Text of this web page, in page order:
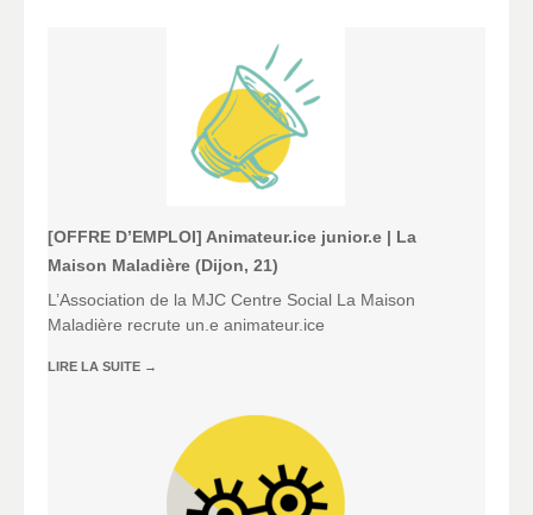
[OFFRE D’EMPLOI] Animateur.ice junior.e | La
Maison Maladière (Dijon, 21)
L’Association de la MJC Centre Social La Maison
Maladière recrute un.e animateur.ice
LIRE LA SUITE →